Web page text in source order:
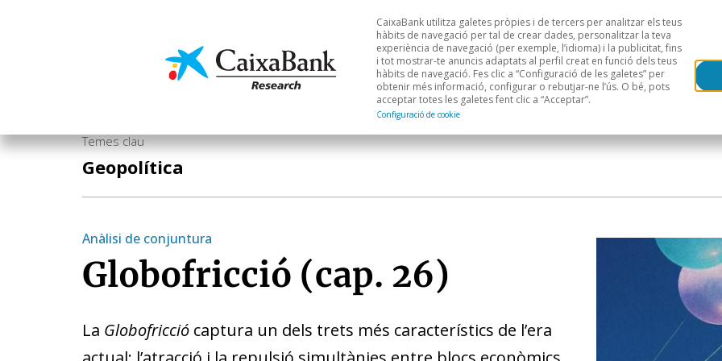
Economia i mercats Anàlisi sectorial Àrees geogràfiques
CaixaBank utilitza galetes pròpies i de tercers per analitzar els teus
hàbits de navegació per tal de crear dades, personalitzar la teva
experiència de navegació (per exemple, l’idioma) i la publicitat, fins
i tot mostrar-te anuncis adaptats al perfil creat en funció dels teus
hàbits de navegació. Fes clic a “Configuració de les galetes” per
obtenir més informació, configurar o rebutjar-ne l’ús. O bé, pots
acceptar totes les galetes fent clic a “Acceptar”.
Configuració de cookie
Temes clau
Geopolítica
Anàlisi de conjuntura
Globofricció (cap. 26)
La Globofricció captura un dels trets més característics de l’era